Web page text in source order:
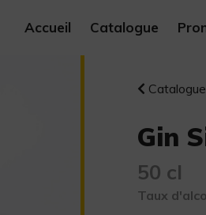
Accueil Catalogue
Catalogue
Gin
50 cl
Taux